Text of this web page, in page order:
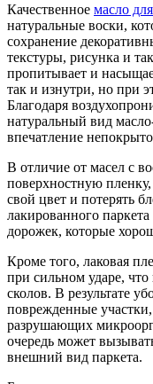
Качественное масло
натуральные воски,
сохранение
текстуры, рисунка и
пропитывает и
так и изнутри, но при
Благодаря
натуральный вид
впечатление
В отличие от масел с
поверхностную
свой цвет и потерять
лакированного
дорожек, которые
Кроме того, лаковая
при сильном ударе,
сколов. В результате
поврежденные
разрушающих
очередь может
внешний вид паркета.